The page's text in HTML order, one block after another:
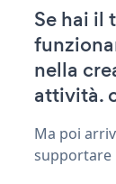
Se hai il
nella
attività.
Ma poi
supportare